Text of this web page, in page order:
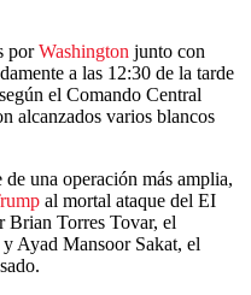
porWashington junto con
a las 12:30 de la tarde
el Comando Central
alcanzados varios blancos
una operación más amplia,
al mortal ataque del EI
Brian Torres Tovar, el
Ayad Mansoor Sakat, el